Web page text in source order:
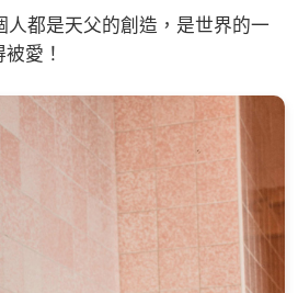
都是天父的創造，是世界的一
愛！